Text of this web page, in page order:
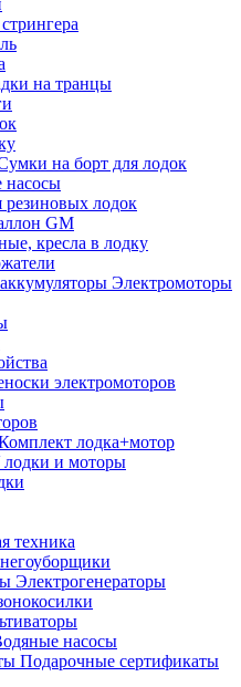
на транцы
на борт для лодок
насосы
лодок
GM
кресла в лодку
Электромоторы
электромоторов
лодка+мотор
и моторы
техника
Электрогенераторы
насосы
Подарочные сертификаты